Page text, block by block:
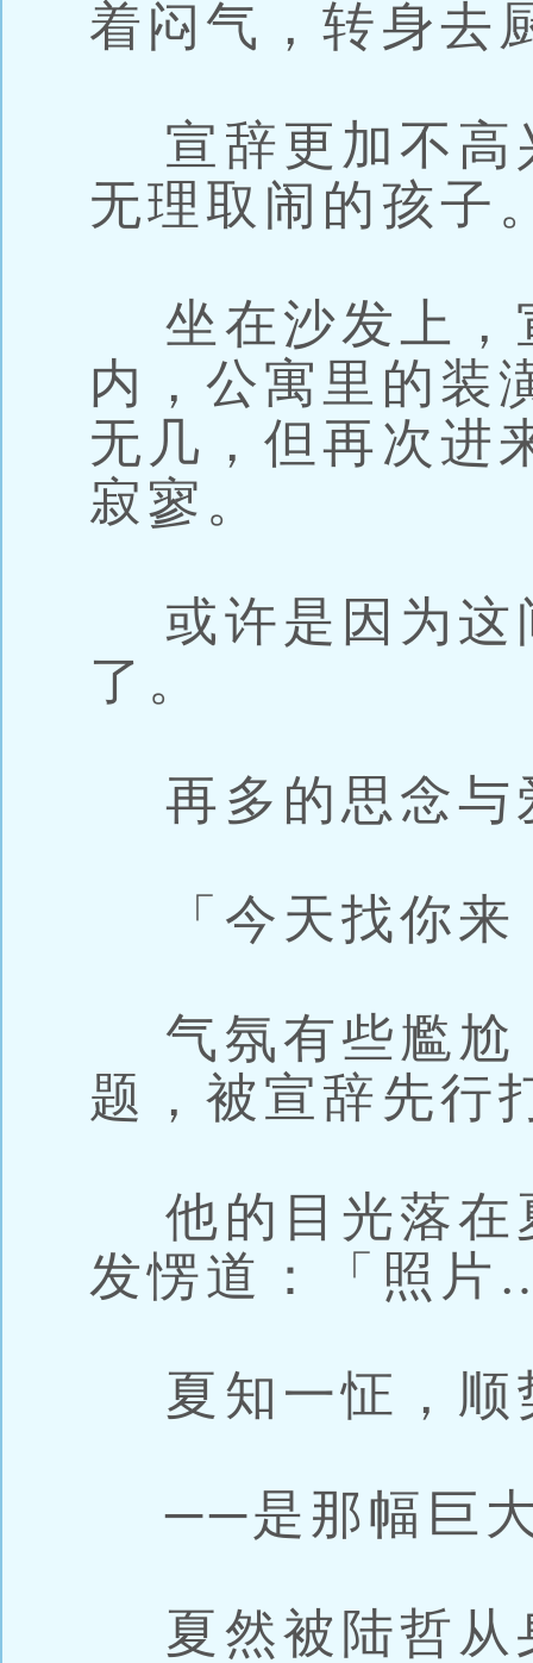
着闷气，转身去
宣辞更加不高
无理取闹的孩子
坐在沙发上，
内，公寓里的装
无几，但再次进
寂寥。
或许是因为这
了。
再多的思念与
「今天找你
气氛有些尷尬
题，被宣辞先行
他的目光落在
发愣道：「照
夏知一怔，顺
──是那幅巨大
夏然被陆哲从